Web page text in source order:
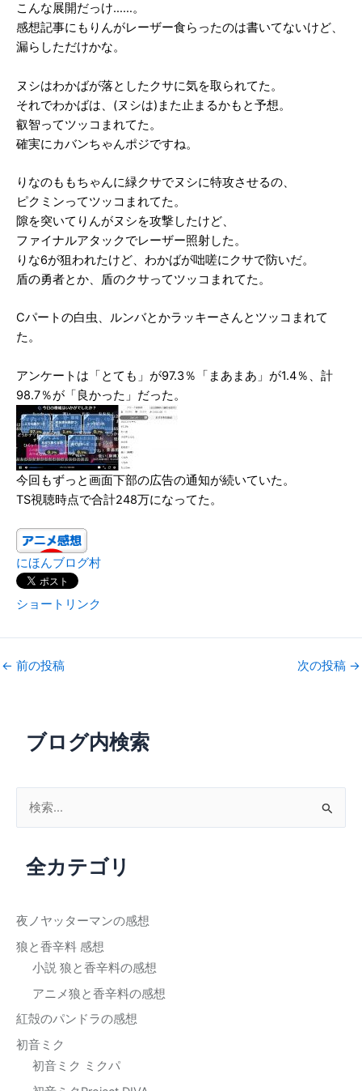
ブログ内検索
象全カテゴリ
夜ノヤッターマンの感想
狼と香辛料 感想
小説 狼と香辛料の感想
アニメ狼と香辛料の感想
紅殻のパンドラの感想
初音ミク
初音ミク ミクパ
こんな展開だっけ……。
感想記事にもりんがレーザー食らったのは書いてないけど、
漏らしただけかな。
ヌシはわかばが落としたクサに気を取られてた。
それでわかばは、(ヌシは)また止まるかもと予想。
叡智ってツッコまれてた。
確実にカバンちゃんポジですね。
りなのももちゃんに緑クサでヌシに特攻させるの、
ピクミンってツッコまれてた。
隙を突いてりんがヌシを攻撃したけど、
ファイナルアタックでレーザー照射した。
りな6が狙われたけど、わかばが咄嗟にクサで防いだ。
盾の勇者とか、盾のクサってツッコまれてた。
Cパートの白虫、ルンバとかラッキーさんとツッコまれて
た。
アンケートは「とても」が97.3％「まあまあ」が1.4％、計
98.7％が「良かった」だった。
今回もずっと画面下部の広告の通知が続いていた。
TS視聴時点で合計248万になってた。
にほんブログ村
ショートリンク
← 前の投稿 次の投稿 →